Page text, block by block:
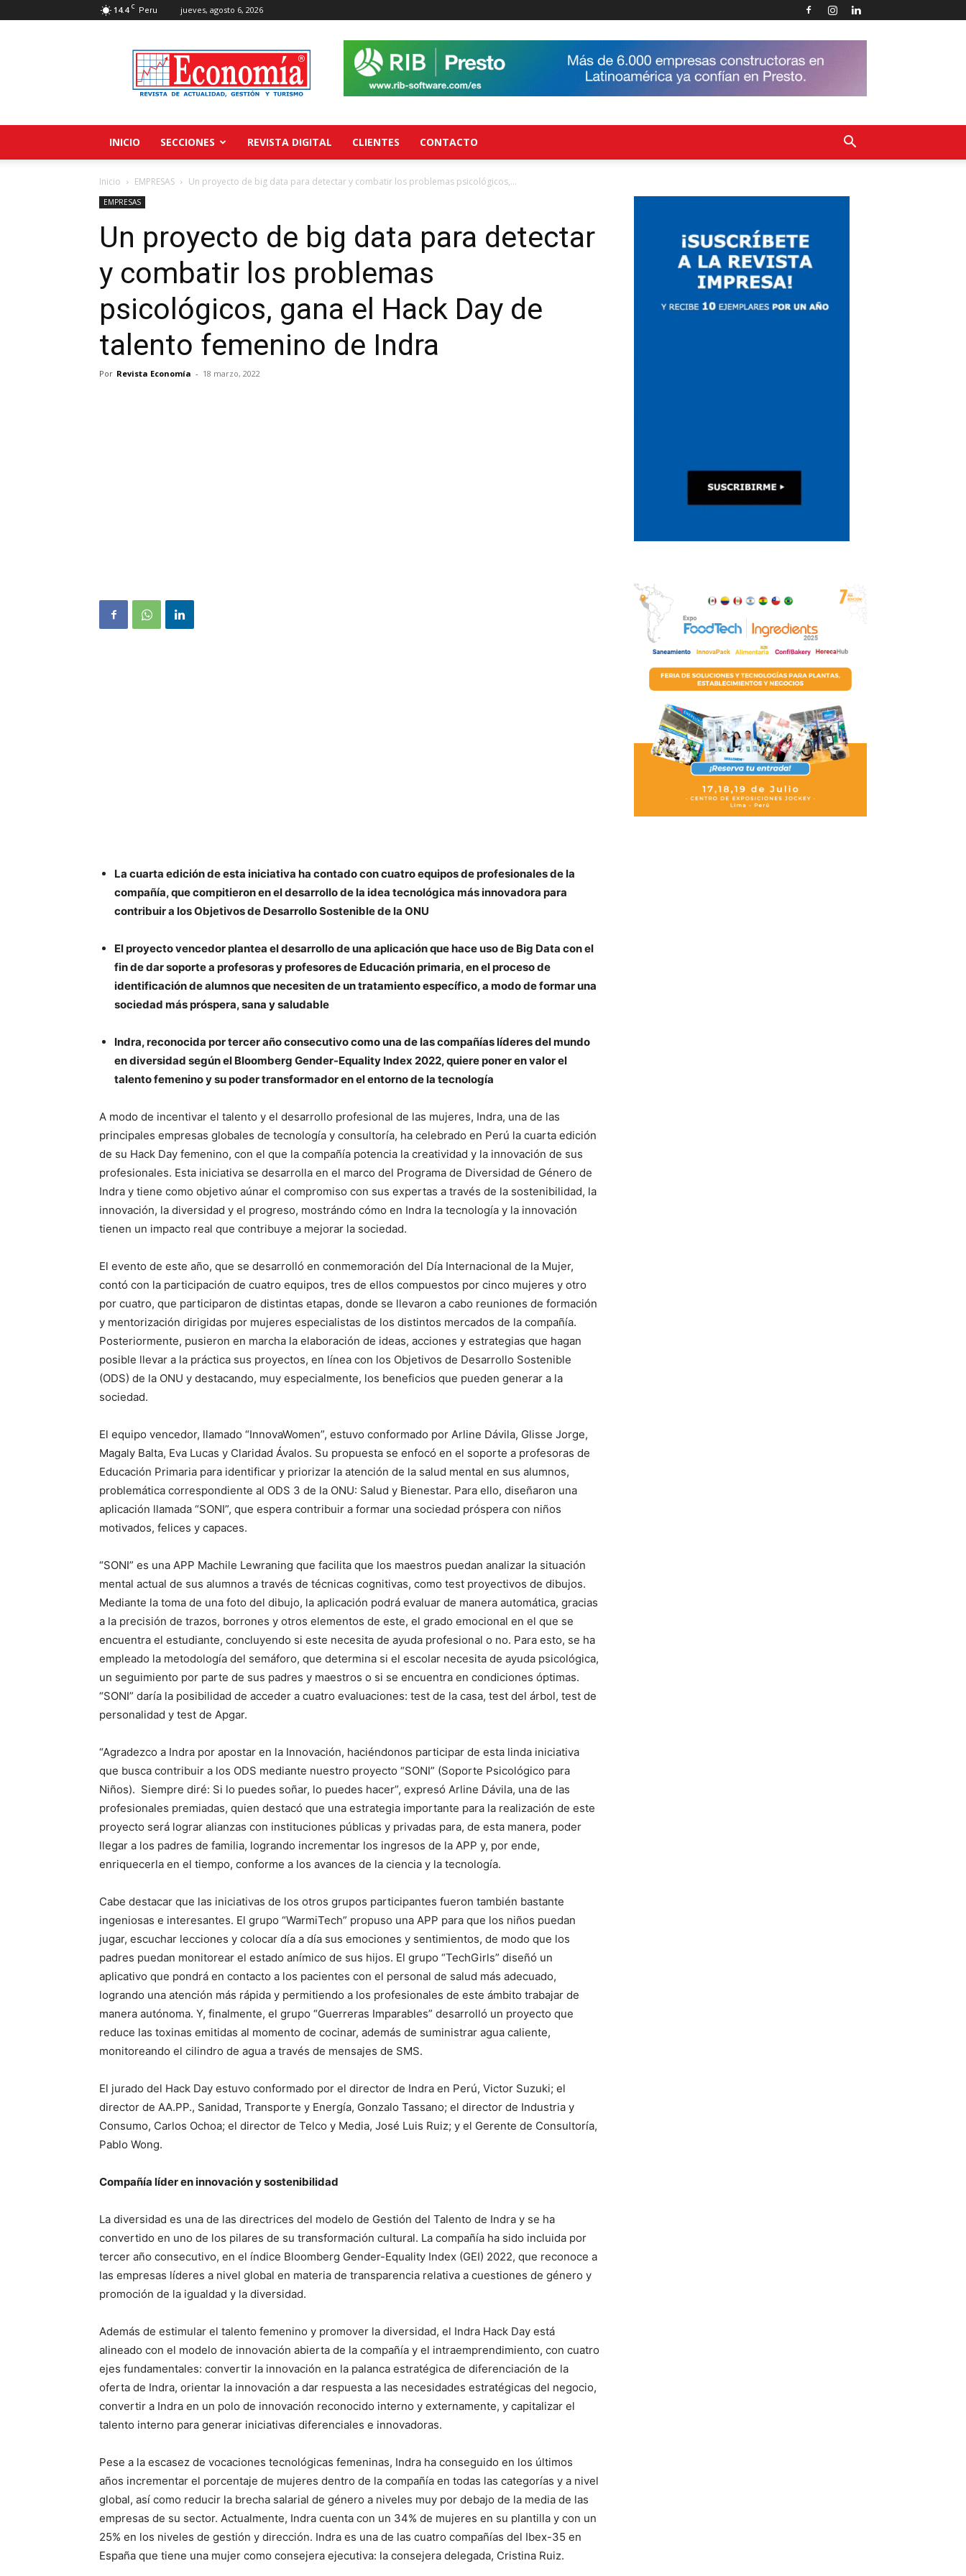
14.4 C Peru jueves, agosto 6, 2026
Revista
Economía
INICIO SECCIONES REVISTA DIGITAL CLIENTES CONTACTO
Inicio EMPRESAS Un proyecto de big data para detectar y combatir los problemas psicológicos,...
EMPRESAS
Un proyecto de big data para detectar
y combatir los problemas
psicológicos, gana el Hack Day de
talento femenino de Indra
Por Revista Economía - 18 marzo, 2022
La cuarta edición de esta iniciativa ha contado con cuatro equipos de profesionales de la
compañía, que compitieron en el desarrollo de la idea tecnológica más innovadora para
contribuir a los Objetivos de Desarrollo Sostenible de la ONU
El proyecto vencedor plantea el desarrollo de una aplicación que hace uso de Big Data con el
fin de darsoporte a profesoras y profesores de Educación primaria, en el proceso de
identificación de alumnos que necesiten de untratamiento específico, a modo de formar una
sociedad más próspera, sana y saludable
Indra, reconocida por tercer año consecutivo como una de las compañías líderes del mundo
en diversidad según el Bloomberg Gender-Equality Index 2022, quiere poner en valor el
talento femenino y su poder transformador en el entorno de la tecnología
A modo de incentivar el talento y el desarrollo profesional de las mujeres, Indra, una de las
principales empresas globales de tecnología y consultoría, ha celebrado en Perú la cuarta edición
de su Hack Day femenino, con el que la compañía potencia la creatividad y la innovación de sus
profesionales. Esta iniciativa se desarrolla en el marco del Programa de Diversidad de Género de
Indra y tiene como objetivo aúnar el compromiso con sus expertas a través de la sostenibilidad, la
innovación, la diversidad y el progreso, mostrándo cómo en Indra la tecnología y la innovación
tienen un impacto real que contribuye a mejorar la sociedad.
El evento de este año, que se desarrolló en conmemoración del Día Internacional de la Mujer,
contó con la participación de cuatro equipos, tres de ellos compuestos por cinco mujeres y otro
por cuatro, que participaron de distintas etapas, donde se llevaron a cabo reuniones de formación
y mentorización dirigidas por mujeres especialistas de los distintos mercados de la compañía.
Posteriormente, pusieron en marcha la elaboración de ideas, acciones y estrategias que hagan
posible llevar a la práctica sus proyectos, en línea con los Objetivos de Desarrollo Sostenible
(ODS) de la ONU y destacando, muy especialmente, los beneficios que pueden generar a la
sociedad.
El equipo vencedor, llamado “InnovaWomen”, estuvo conformado por Arline Dávila, Glisse Jorge,
Magaly Balta, Eva Lucas y Claridad Ávalos. Su propuesta se enfocó en el soporte a profesoras de
Educación Primaria para identificar y priorizar la atención de la salud mental en sus alumnos,
problemática correspondiente al ODS 3 de la ONU: Salud y Bienestar. Para ello, diseñaron una
aplicación llamada “SONI”, que espera contribuir a formar una sociedad próspera con niños
motivados, felices y capaces.
“SONI” es una APP Machile Lewraning que facilita que los maestros puedan analizar la situación
mental actual de sus alumnos a través de técnicas cognitivas, como test proyectivos de dibujos.
Mediante la toma de una foto del dibujo, la aplicación podrá evaluar de manera automática, gracias
a la precisión de trazos, borrones y otros elementos de este, el grado emocional en el que se
encuentra el estudiante, concluyendo si este necesita de ayuda profesional o no. Para esto, se ha
empleado la metodología del semáforo, que determina si el escolar necesita de ayuda psicológica,
un seguimiento por parte de sus padres y maestros o si se encuentra en condiciones óptimas.
“SONI” daría la posibilidad de acceder a cuatro evaluaciones: test de la casa, test del árbol, test de
personalidad y test de Apgar.
“Agradezco a Indra por apostar en la Innovación, haciéndonos participar de esta linda iniciativa
que busca contribuir a los ODS mediante nuestro proyecto “SONI” (Soporte Psicológico para
Niños). Siempre diré: Si lo puedes soñar, lo puedes hacer”, expresó Arline Dávila, una de las
profesionales premiadas, quien destacó que una estrategia importante para la realización de este
proyecto será lograr alianzas con instituciones públicas y privadas para, de esta manera, poder
llegar a los padres de familia, logrando incrementar los ingresos de la APP y, por ende,
enriquecerla en el tiempo, conforme a los avances de la ciencia y la tecnología.
Cabe destacar que las iniciativas de los otros grupos participantes fueron también bastante
ingeniosas e interesantes. El grupo “WarmiTech” propuso una APP para que los niños puedan
jugar, escuchar lecciones y colocar día a día sus emociones y sentimientos, de modo que los
padres puedan monitorear el estado anímico de sus hijos. El grupo “TechGirls” diseñó un
aplicativo que pondrá en contacto a los pacientes con el personal de salud más adecuado,
logrando una atención más rápida y permitiendo a los profesionales de este ámbito trabajar de
manera autónoma. Y, finalmente, el grupo “Guerreras Imparables” desarrolló un proyecto que
reduce las toxinas emitidas al momento de cocinar, además de suministrar agua caliente,
monitoreando el cilindro de agua a través de mensajes de SMS.
El jurado del Hack Day estuvo conformado por el director de Indra en Perú, Victor Suzuki; el
director de AA.PP., Sanidad, Transporte y Energía, Gonzalo Tassano; el director de Industria y
Consumo, Carlos Ochoa; el director de Telco y Media, José Luis Ruiz; y el Gerente de Consultoría,
Pablo Wong.
Compañía líder en innovación y sostenibilidad
La diversidad es una de las directrices del modelo de Gestión del Talento de Indra y se ha
convertido en uno de los pilares de su transformación cultural. La compañía ha sido incluida por
tercer año consecutivo, en el índice Bloomberg Gender-Equality Index (GEI) 2022, que reconoce a
las empresas líderes a nivel global en materia de transparencia relativa a cuestiones de género y
promoción de la igualdad y la diversidad.
Además de estimular el talento femenino y promover la diversidad, el Indra Hack Day está
alineado con el modelo de innovación abierta de la compañía y el intraemprendimiento, con cuatro
ejes fundamentales: convertir la innovación en la palanca estratégica de diferenciación de la
oferta de Indra, orientar la innovación a dar respuesta a las necesidades estratégicas del negocio,
convertir a Indra en un polo de innovación reconocido interno y externamente, y capitalizar el
talento interno para generar iniciativas diferenciales e innovadoras.
Pese a la escasez de vocaciones tecnológicas femeninas, Indra ha conseguido en los últimos
años incrementar el porcentaje de mujeres dentro de la compañía en todas las categorías y a nivel
global, así como reducir la brecha salarial de género a niveles muy por debajo de la media de las
empresas de su sector. Actualmente, Indra cuenta con un 34% de mujeres en su plantilla y con un
25% en los niveles de gestión y dirección. Indra es una de las cuatro compañías del Ibex-35 en
España que tiene una mujer como consejera ejecutiva: la consejera delegada, Cristina Ruiz.